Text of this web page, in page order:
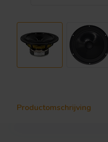
Productomschrijving